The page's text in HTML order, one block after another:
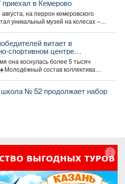
в Кемерово
на перрон кемеровского
уникальный музей на колесах –
витает в
спортивном центре
ЕВРАЗа уже больше 30
она коснулась более 5 тысяч
№ 52 продолжает набор